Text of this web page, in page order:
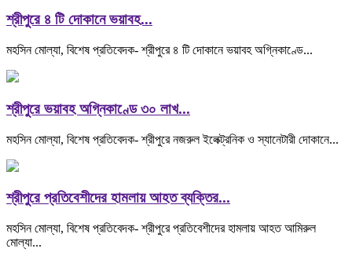
শ্রীপুরে ৪ টি দোকানে ভয়াবহ...
মহসিন মোল্যা, বিশেষ প্রতিবেদক- শ্রীপুরে ৪ টি দোকানে ভয়াবহ অগ্নিকাণ্ডে...
শ্রীপুরে ভয়াবহ অগ্নিকাণ্ডে ৩০ লাখ...
মহসিন মোল্যা, বিশেষ প্রতিবেদক- শ্রীপুরে নজরুল ইলেক্ট্রনিক ও স্যানেটারী দোকানে...
শ্রীপুরে প্রতিবেশীদের হামলায় আহত ব্যক্তির...
মহসিন মোল্যা, বিশেষ প্রতিবেদক- শ্রীপুরে প্রতিবেশীদের হামলায় আহত আমিরুল
মোল্যা...